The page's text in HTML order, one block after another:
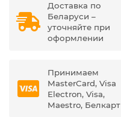
Доставка по
Беларуси –
уточняйте при
оформлении
Принимаем
MasterCard, Visa
Electron, Visa,
Maestro, Белкарт